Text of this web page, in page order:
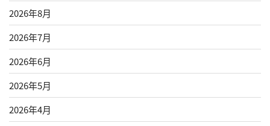
2026年8月
2026年7月
2026年6月
2026年5月
2026年4月